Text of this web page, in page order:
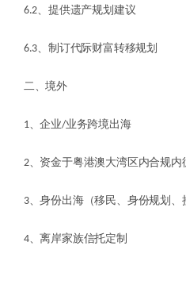
6.2、提供遗产规划建议
6.3、制订代际财富转移规划
二、境外
1、企业/业务跨境出海
2、资金于粤港澳大湾区内合规内
3、身份出海（移民、身份规划、
4、离岸家族信托定制